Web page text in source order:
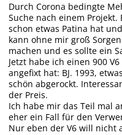
Durch Corona bedingte
Suche nach einem
schon etwas Patina hat
kann ohne mir groß
machen und es sollte ein
Jetzt habe ich einen 900
angefixt hat: BJ. 1993,
schön abgerockt.
der Preis.
Ich habe mir das Teil mal
eher ein Fall für den
Nur eben der V6 will nicht